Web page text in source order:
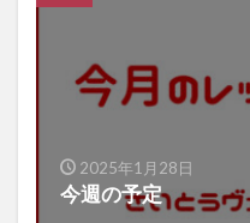
2025年1月28日
今週の予定